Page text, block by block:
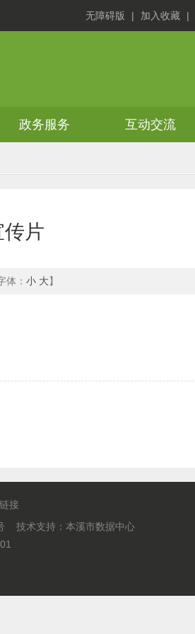
无障碍版 | 加入收藏 |
政务服务 互动交流
传片
体： 小 大】
接
技术支持：本溪市数据中心